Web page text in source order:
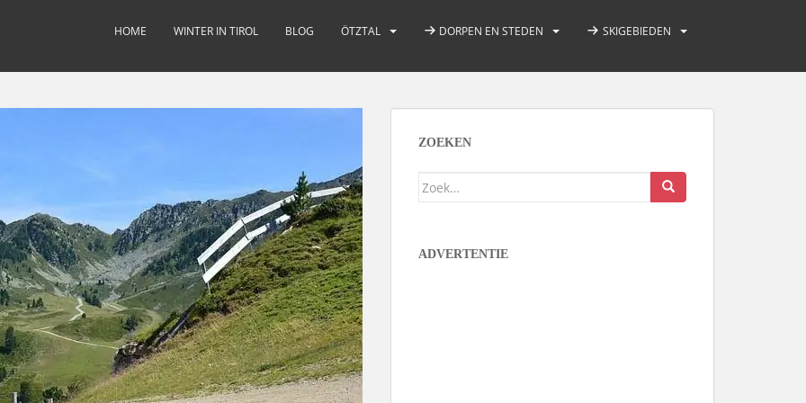
HOME WINTER IN TIROL BLOG ÖTZTAL DORPEN EN STEDEN SKIGEBIEDEN
ZOEKEN
Zoek
ADVERTENTIE